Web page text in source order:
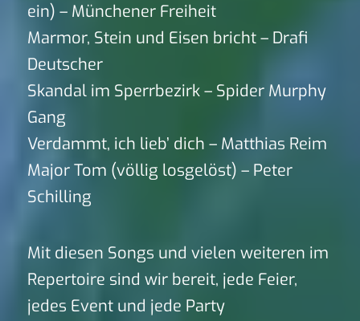
ein) – Münchener Freiheit
Marmor, Stein und Eisen bricht – Drafi
Deutscher
Skandal im Sperrbezirk – Spider Murphy
Gang
Verdammt, ich lieb’ dich – Matthias Reim
Major Tom (völlig losgelöst) – Peter
Schilling
Mit diesen Songs und vielen weiteren im
Repertoire sind wir bereit, jede Feier,
jedes Event und jede Party